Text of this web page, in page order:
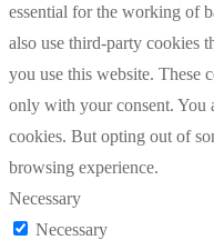
essential for the working of
also use third-party cookies
you use this website. These
only with your consent. You
cookies. But opting out of
browsing experience.
Necessary
Necessary